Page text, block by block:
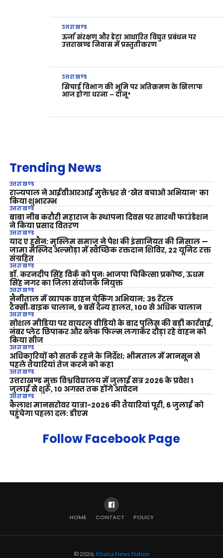
उत्तराखण्ड
ऊर्जा संरक्षण और डेटा आधारित विद्युत प्रबंधन पर
उत्तराखण्ड निवास में प्रस्तुतीकरण
उत्तराखण्ड
सिचाई विभाग की भूमि पर अतिक्रमण के खिलाफ
आज होगा धरना – दानू*
Trending News
उत्तराखण्ड
राज्यपाल ने आईवीआरआई मुक्तेश्वर से ‘खेत बचाओ अभियान’ का
किया शुभारम्भ
उत्तराखण्ड
बाबा नीब करौरी महाराज के स्थापना दिवस पर सारथी फाउंडेशन
ने किया प्रसाद वितरण
उत्तराखण्ड
याद ए हुसैन: मुस्लिम समाज ने पेश की इंसानियत की मिसाल —
जामा मस्जिद अल्मोड़ा में स्वैच्छिक रक्तदान शिविर, 22 यूनिट रक्त
संग्रहित
उत्तराखण्ड
डॉ. करनदीप सिंह विर्क को पुनः भाजपा चिकित्सा प्रकोष्ठ, ऊधम
सिंह नगर का जिला संयोजक नियुक्त
उत्तराखण्ड
नैनीताल में व्यापक वाहन चेकिंग अभियान; 35 रेंटल
टैक्सी‑बाइक चालान, 9 बसें दैन्य हालत, 100 से अधिक चालान
उत्तराखण्ड
सोशल मीडिया पर वायरल वीडियो के बाद पुलिस की बड़ी कार्रवाई,
नंबर प्लेट छिपाकर और ब्लैक फिल्म लगाकर दौड़ा रहे वाहन को
किया सीज
उत्तराखण्ड
अधिकारियों को सतर्क रहने के निर्देश; भीमताल में मानसून से
पहले तैयारियां तेज करने को कहा
उत्तराखण्ड
उत्तराखण्ड मुक्त विश्वविद्यालय में जुलाई सत्र 2026 के प्रवेश 1
जुलाई से शुरू, 10 अगस्त तक होंगे आवेदन
उत्तराखण्ड
कैलाश मानसरोवर यात्रा-2026 की तैयारियां पूरी, 6 जुलाई को
पहुंचेगा पहला दल: डीएम
Follow Facebook Page
HOME CONTACT POLICY
© 2026, Khalsa News Nation